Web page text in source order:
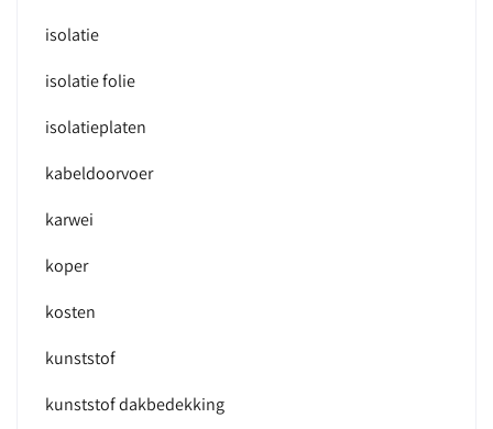
isolatie
isolatie folie
isolatieplaten
kabeldoorvoer
karwei
koper
kosten
kunststof
kunststof dakbedekking